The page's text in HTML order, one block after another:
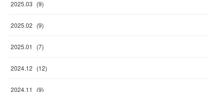
2025.03 (9)
2025.02 (9)
2025.01 (7)
2024.12 (12)
2024.11 (9)